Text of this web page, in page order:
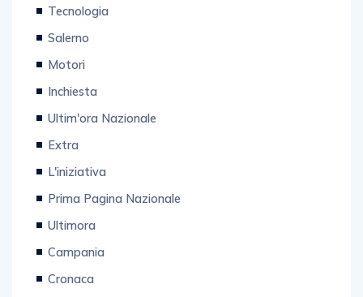
Tecnologia
Salerno
Motori
Inchiesta
Ultim'ora Nazionale
Extra
L'iniziativa
Prima Pagina Nazionale
Ultimora
Campania
Cronaca